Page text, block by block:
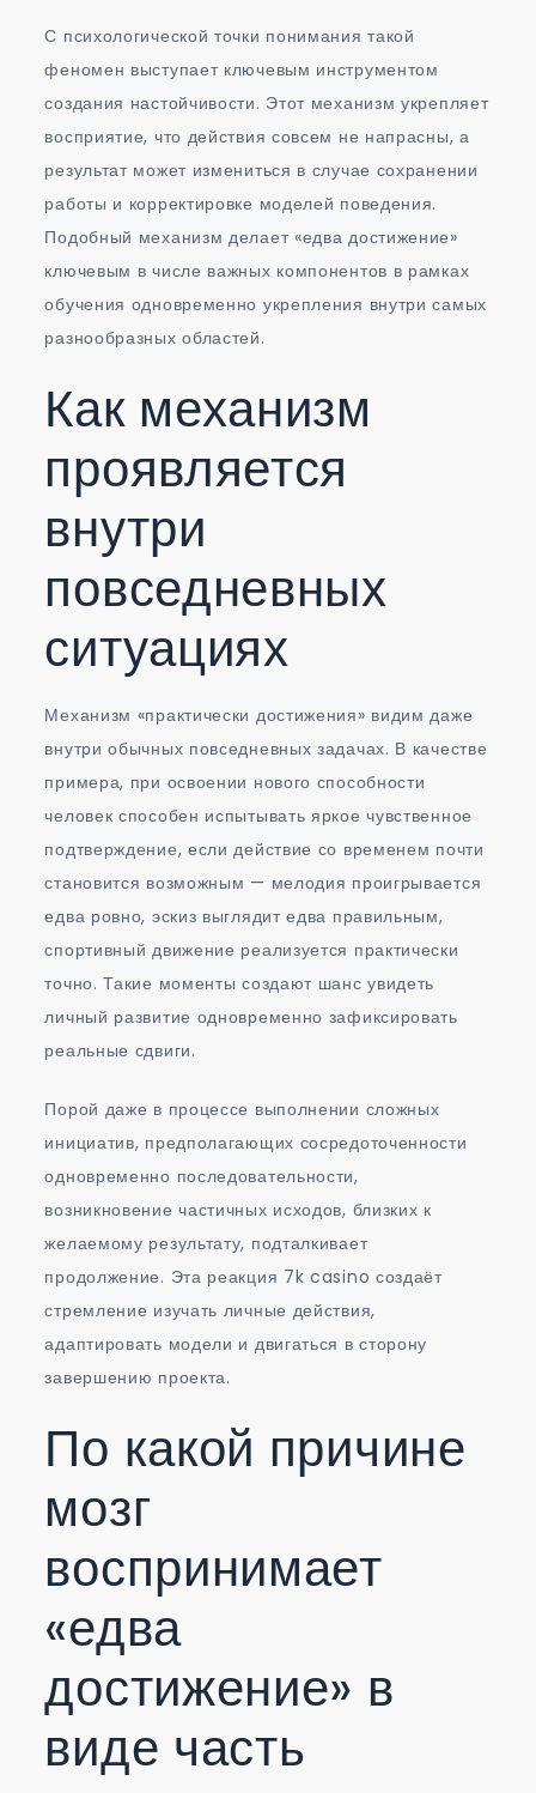
С психологической точки понимания такой
феномен выступает ключевым инструментом
создания настойчивости. Этот механизм укрепляет
восприятие, что действия совсем не напрасны, а
результат может измениться в случае сохранении
работы и корректировке моделей поведения.
Подобный механизм делает «едва достижение»
ключевым в числе важных компонентов в рамках
обучения одновременно укрепления внутри самых
разнообразных областей.
Как механизм
проявляется
внутри
повседневных
ситуациях
Механизм «практически достижения» видим даже
внутри обычных повседневных задачах. В качестве
примера, при освоении нового способности
человек способен испытывать яркое чувственное
подтверждение, если действие со временем почти
становится возможным — мелодия проигрывается
едва ровно, эскиз выглядит едва правильным,
спортивный движение реализуется практически
точно. Такие моменты создают шанс увидеть
личный развитие одновременно зафиксировать
реальные сдвиги.
Порой даже в процессе выполнении сложных
инициатив, предполагающих сосредоточенности
одновременно последовательности,
возникновение частичных исходов, близких к
желаемому результату, подталкивает
продолжение. Эта реакция 7k casino создаёт
стремление изучать личные действия,
адаптировать модели и двигаться в сторону
завершению проекта.
По какой причине
мозг
воспринимает
«едва
достижение» в
виде часть